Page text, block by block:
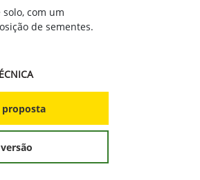
com um
de sementes.